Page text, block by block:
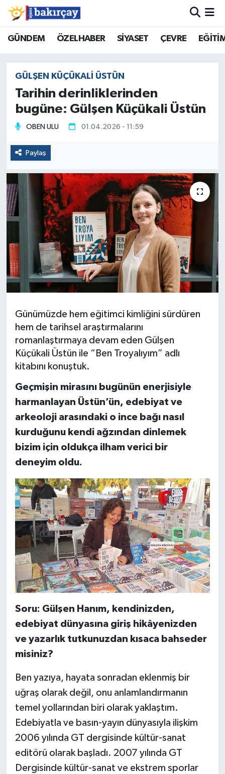
GÜNDEM ÖZELHABER SİYASET ÇEVRE
GÜLŞEN KÜÇÜKALI ÜSTÜN
Tarihin derinliklerinden
bugüne: Gülşen Küçükali Üstün
OBEN ULU 01.04.2026 - 11:59
Paylaş
Günümüzde hem eğitimci kimliğini sürdüren
hem de tarihsel araştırmalarını
romanlaştırmaya devam eden Gülşen
Küçükali Üstün ile “Ben Troyalıyım” adlı
kitabını konuştuk.
Geçmişin mirasını bugünün enerjisiyle
harmanlayan Üstün’ün, edebiyat ve
arkeoloji arasındaki o ince bağı nasıl
kurduğunu kendi ağzından dinlemek
bizim için oldukça ilham verici bir
deneyim oldu.
Soru: Gülşen Hanım, kendinizden,
edebiyat dünyasına giriş hikâyenizden
ve yazarlık tutkunuzdan kısaca bahseder
misiniz?
Ben yazıya, hayata sonradan eklenmiş bir
uğraş olarak değil, onu anlamlandırmanın
temel yollarından biri olarak yaklaştım.
Edebiyatla ve basın-yayın dünyasıyla ilişkim
2006 yılında GT dergisinde kültür-sanat
editörü olarak başladı. 2007 yılında GT
Dergisinde kültür-sanat ve ekstrem sporlar
İzmir Nöbetçi Eczaneler
İzmir Namaz Vakitleri
İzmir Trafik Yoğunluk Haritası
Son Dakika Haberleri
Haber Arşivi